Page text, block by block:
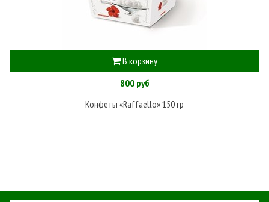
В корзину
800 руб
Конфеты «Raffaello» 150 гр